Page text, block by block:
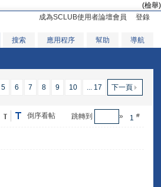
(檢舉)
成為SCLUB使用者論壇會員
登錄
搜索 應用程序 幫助 導航
5 6 7 8 9 10 ... 17 下一頁
1 #
跳轉到 »
倒序看帖